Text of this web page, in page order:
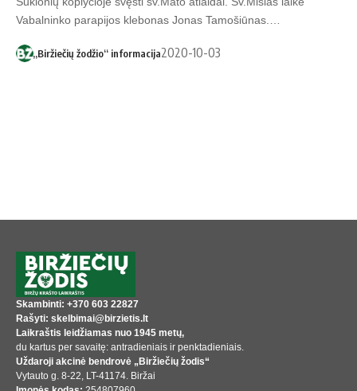
Vabalninko parapijos klebonas Jonas Tamošiūnas.…
„Biržiečių žodžio“ informacija2020-10-03
Skambinti: +370 603 22827
Rašyti: skelbimai@birzietis.lt
Laikraštis leidžiamas nuo 1945 metų,
du kartus per savaitę: antradieniais ir penktadieniais.
Uždaroji akcinė bendrovė „Biržiečių žodis“
Vytauto g. 8-22, LT-41174. Biržai